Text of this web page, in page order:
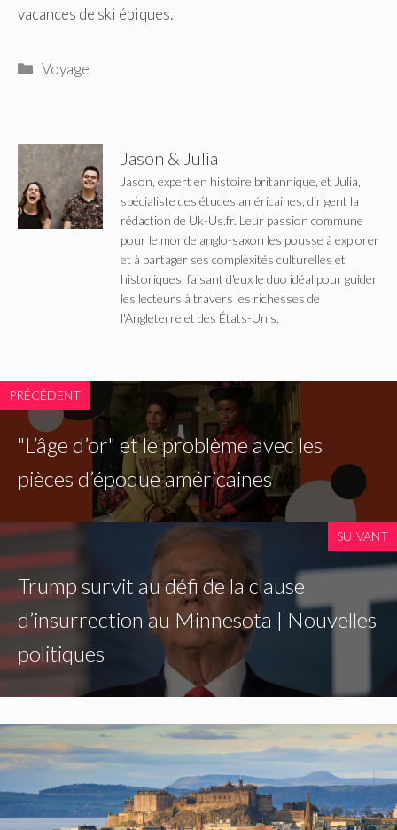
vacances de ski épiques.
Catégories
Voyage
Jason & Julia
Jason, expert en histoire britannique, et Julia,
spécialiste des études américaines, dirigent la
rédaction de Uk-Us.fr. Leur passion commune
pour le monde anglo-saxon les pousse à explorer
et à partager ses complexités culturelles et
historiques, faisant d'eux le duo idéal pour guider
les lecteurs à travers les richesses de
l'Angleterre et des États-Unis.
PRÉCÉDENT
"L’âge d’or" et le problème avec les
pièces d’époque américaines
SUIVANT
Trump survit au défi de la clause
d’insurrection au Minnesota | Nouvelles
politiques